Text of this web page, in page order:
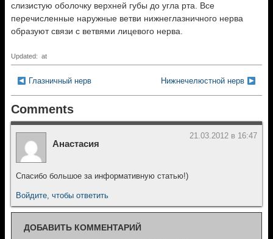
слизистую оболочку верхней губы до угла рта. Все
перечисленные наружные ветви нижнеглазничного нерва
образуют связи с ветвями лицевого нерва.
Updated: at
Глазничный нерв Нижнечелюстной нерв
Comments
Анастасия
21.03.2012 в 16:47
Спасибо большое за информативную статью!)
Войдите, чтобы ответить
ДОБАВИТЬ КОММЕНТАРИЙ